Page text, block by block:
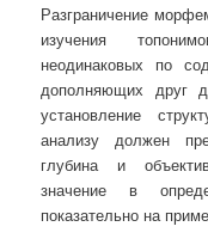
Разграничение
изучения
неодинаковых по
дополняющих друг
установление
анализу должен
глубина и
значение в
показательно на